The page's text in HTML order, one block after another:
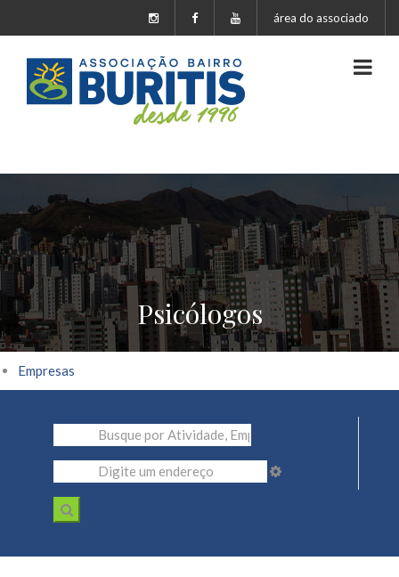
área do associado
Psicólogos
Empresas